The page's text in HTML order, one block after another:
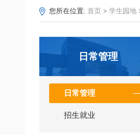
您所在位置: 首页 > 学生园地
日常管理
日常管理
招生就业